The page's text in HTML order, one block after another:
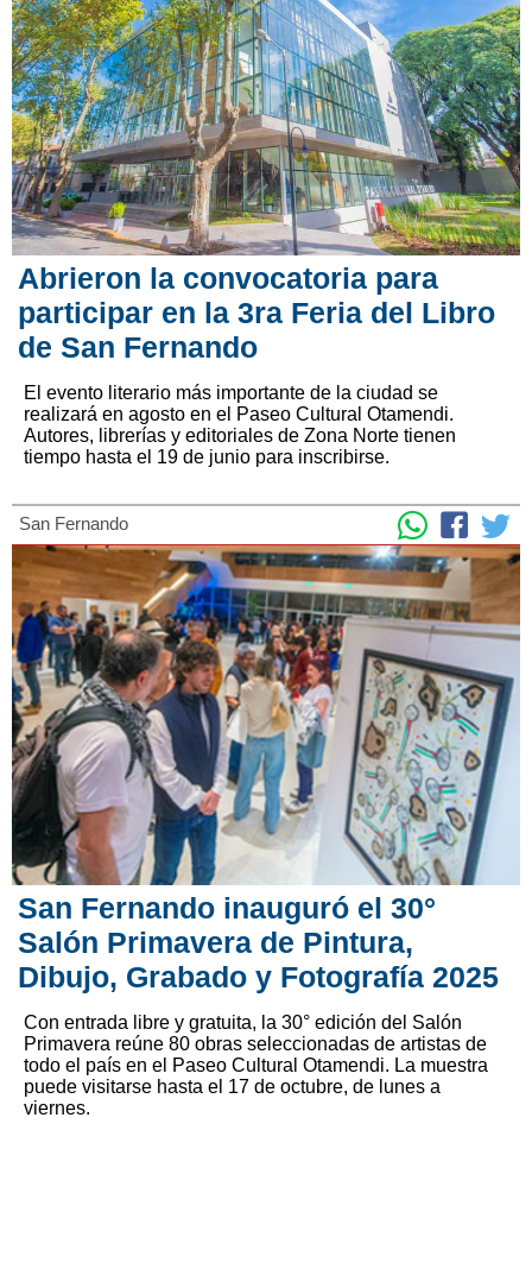
Abrieron la convocatoria para
participar en la 3ra Feria del Libro
de San Fernando
El evento literario más importante de la ciudad se
realizará en agosto en el Paseo Cultural Otamendi.
Autores, librerías y editoriales de Zona Norte tienen
tiempo hasta el 19 de junio para inscribirse.
San Fernando
San Fernando inauguró el 30°
Salón Primavera de Pintura,
Dibujo, Grabado y Fotografía 2025
Con entrada libre y gratuita, la 30° edición del Salón
Primavera reúne 80 obras seleccionadas de artistas de
todo el país en el Paseo Cultural Otamendi. La muestra
puede visitarse hasta el 17 de octubre, de lunes a
viernes.